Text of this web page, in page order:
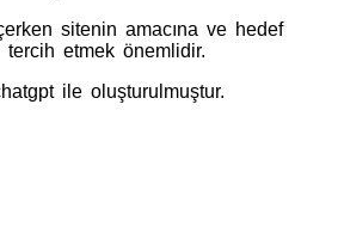
sitenin amacına ve hedef
tercih etmek önemlidir.
ile oluşturulmuştur.